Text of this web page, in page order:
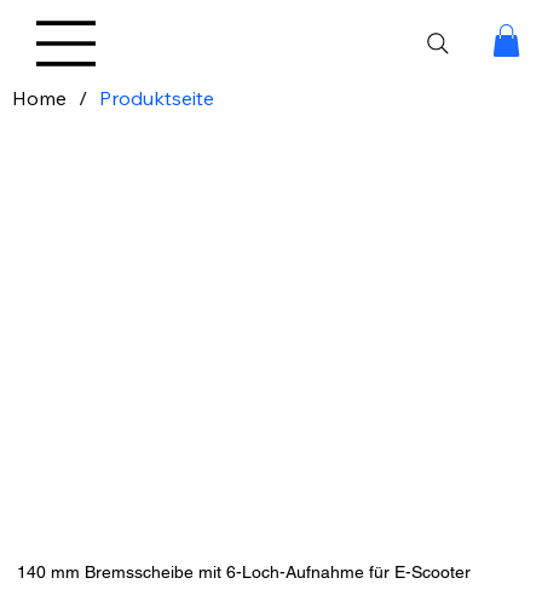
Home / Produktseite
140 mm Bremsscheibe mit 6-Loch-Aufnahme für E-Scooter